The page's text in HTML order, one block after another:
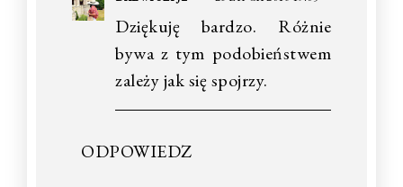
Dziękuję bardzo. Różnie
bywa z tym podobieństwem
zależy jak się spojrzy.
ODPOWIEDZ